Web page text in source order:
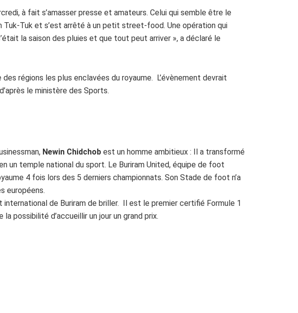
à fait s’amasser presse et amateurs. Celui qui semble être le
Tuk-Tuk et s’est arrêté à un petit street-food. Une opération qui
la saison des pluies et que tout peut arriver », a déclaré le
régions les plus enclavées du royaume. L’évènement devrait
le ministère des Sports.
Newin Chidchob est un homme ambitieux : Il a transformé
un temple national du sport. Le Buriram United, équipe de foot
4 fois lors des 5 derniers championnats. Son Stade de foot n’a
européens.
international de Buriram de briller. Il est le premier certifié Formule 1
possibilité d’accueillir un jour un grand prix.